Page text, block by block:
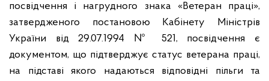
посвідчення і нагрудного знака «Ветеран праці»,
затвердженого постановою Кабінету Міністрів
України від 29.07.1994 № 521, посвідчення є
документом, що підтверджує статус ветерана праці,
на підставі якого надаються відповідні пільги та